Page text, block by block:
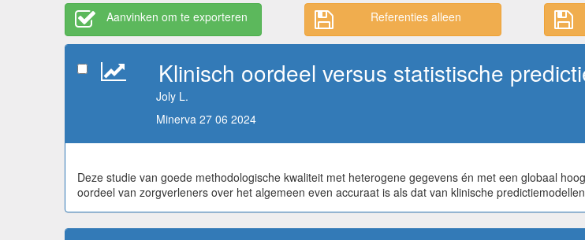
Aanvinken om te exporteren Referenties alleen
Klinisch oordeel versus statistische
Joly L.
Minerva 27 06 2024
Deze studie van goede methodologische kwaliteit met heterogene gegevens én met een globaal
oordeel van zorgverleners over het algemeen even accuraat is als dat van klinische